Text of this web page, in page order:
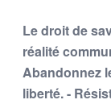
Le droit de
réalité
Abandonnez
liberté. -